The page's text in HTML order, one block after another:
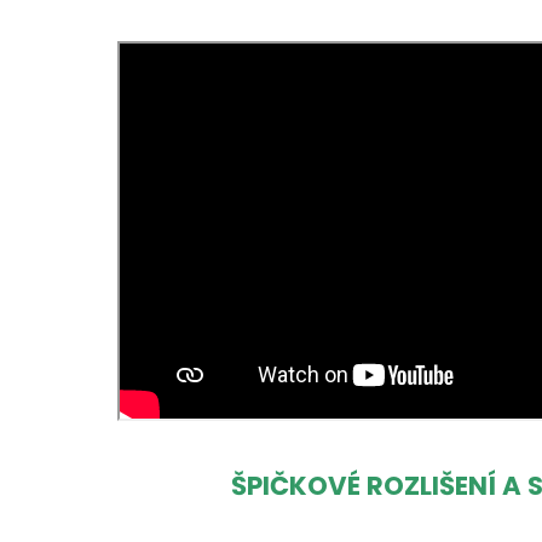
ŠPIČKOVÉ ROZLIŠENÍ A